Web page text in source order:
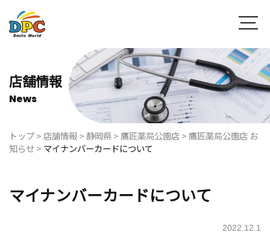
店舗情報
News
トップ> 店舗情報>静岡県>鷹匠薬局公園店>鷹匠薬局公園店 お
知らせ> マイナンバーカードについて
マイナンバーカードについて
2022.12.1